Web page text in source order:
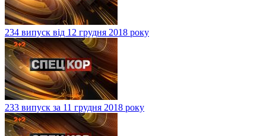
234 випуск від 12 грудня 2018 року
233 випуск за 11 грудня 2018 року